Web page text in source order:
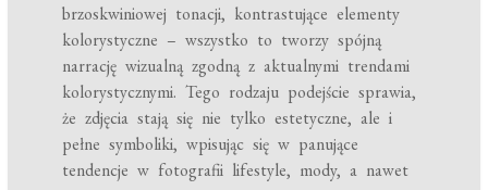
brzoskwiniowej tonacji, kontrastujące elementy
kolorystyczne – wszystko to tworzy spójną
narrację wizualną zgodną z aktualnymi trendami
kolorystycznymi. Tego rodzaju podejście sprawia,
że zdjęcia stają się nie tylko estetyczne, ale i
pełne symboliki, wpisując się w panujące
tendencje w fotografii lifestyle, mody, a nawet